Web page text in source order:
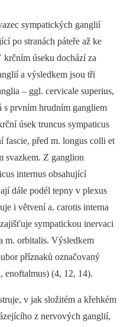
sympatických ganglií
po stranách páteře až ke
úseku dochází za
a výsledkem jsou tři
–⁠ ggl. cervicale superius,
s prvním hrudním gangliem
úsek truncus sympaticus
fascie, před m. longus colli et
svazkem. Z ganglion
internus obsahující
dále podél tepny v plexus
i větvení a. carotis interna
sympatickou inervaci
m. orbitalis. Výsledkem
příznaků označovaný
enoftalmus) (4, 12, 14).
v jak složitém a křehkém
z nervových ganglií,